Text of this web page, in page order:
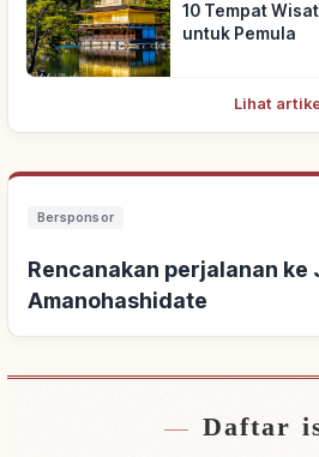
10 Tempat
untuk Pemula
Lihat
Bersponsor
Rencanakan perjalanan ke
Amanohashidate
Cari penginapan dekat
Daftar